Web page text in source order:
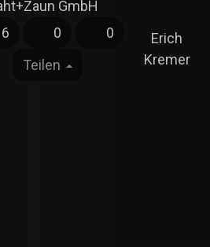
6 0
0
Teilen
Erich
Kremer